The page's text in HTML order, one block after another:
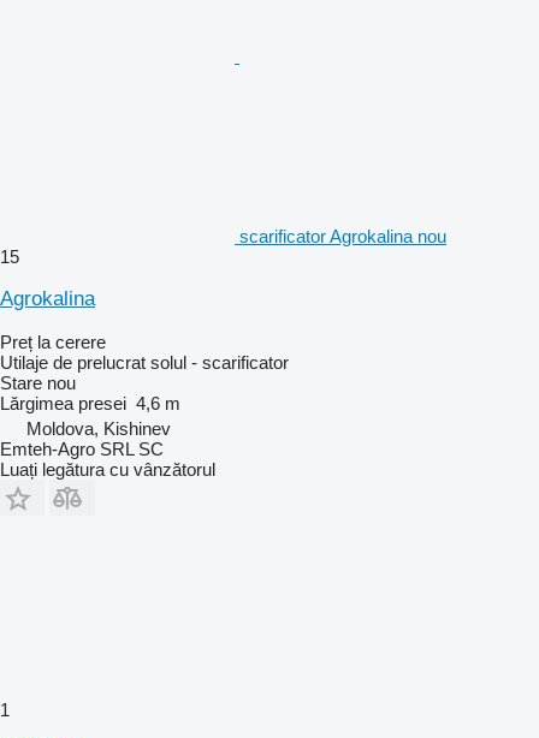
scarificator Agrokalina nou
15
Agrokalina
Preț la cerere
Utilaje de prelucrat solul - scarificator
Stare nou
Lărgimea presei 4,6 m
Moldova, Kishinev
Emteh-Agro SRL SC
Luați legătura cu vânzătorul
1